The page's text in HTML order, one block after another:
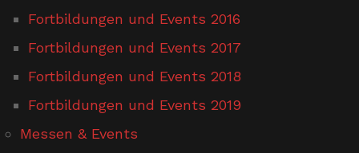
Fortbildungen und Events 2016
Fortbildungen und Events 2017
Fortbildungen und Events 2018
Fortbildungen und Events 2019
Messen & Events